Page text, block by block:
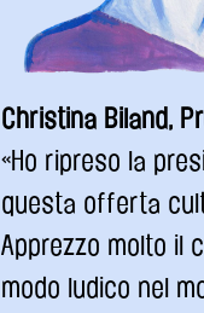
Christina Biland,
«Ho ripreso la
questa offerta
Apprezzo molto il
modo ludico nel